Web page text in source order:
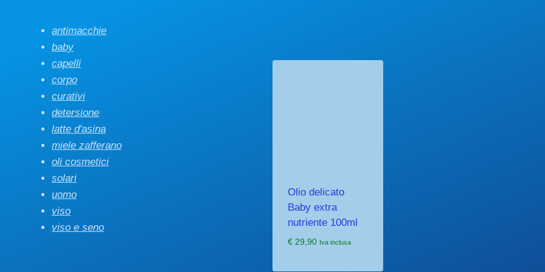
Olio delicato
Baby extra
nutriente 100ml
€29,90 Iva inclusa
antimacchie
baby
capelli
corpo
curativi
detersione
latte d'asina
miele zafferano
oli cosmetici
solari
uomo
viso
viso e seno